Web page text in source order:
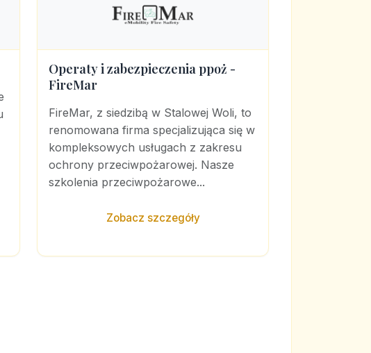
Operaty i zabezpieczenia ppoż -
FireMar
FireMar, z siedzibą w Stalowej Woli, to
renomowana firma specjalizująca się w
kompleksowych usługach z zakresu
ochrony przeciwpożarowej. Nasze
szkolenia przeciwpożarowe...
Zobacz szczegóły